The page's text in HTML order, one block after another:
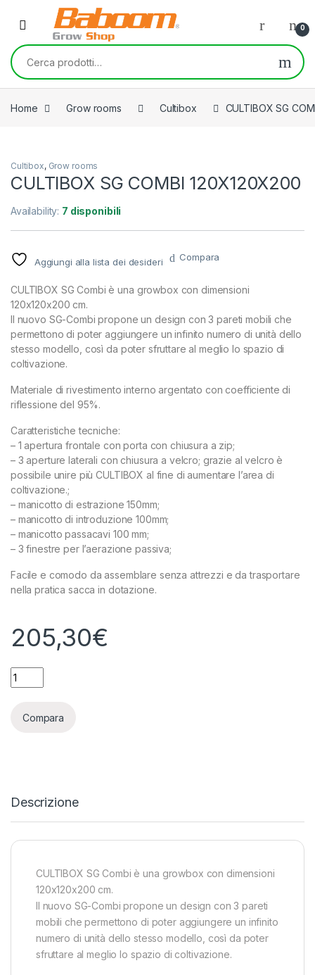
Skip to navigation
Skip to content
0
Cerca:
Home Grow rooms Cultibox CULTIBOX SG
Cultibox, Grow rooms
CULTIBOX SG COMBI 120X120X200
Availability: 7 disponibili
Aggiungi alla lista dei desideri Compara
CULTIBOX SG Combi è una growbox con dimensioni
120x120x200 cm.
Il nuovo SG-Combi propone un design con 3 pareti mobili che
permettono di poter aggiungere un infinito numero di unità dello
stesso modello, così da poter sfruttare al meglio lo spazio di
coltivazione.
Materiale di rivestimento interno argentato con coefficiente di
riflessione del 95%.
Caratteristiche tecniche:
– 1 apertura frontale con porta con chiusura a zip;
– 3 aperture laterali con chiusura a velcro; grazie al velcro è
possibile unire più CULTIBOX al fine di aumentare l’area di
coltivazione.;
– manicotto di estrazione 150mm;
– manicotto di introduzione 100mm;
– manicotto passacavi 100 mm;
– 3 finestre per l’aerazione passiva;
Facile e comodo da assemblare senza attrezzi e da trasportare
nella pratica sacca in dotazione.
205,30€
CULTIBOX SG COMBI 120X120X200 quantity
Compara
Descrizione
CULTIBOX SG Combi è una growbox con dimensioni
120x120x200 cm.
Il nuovo SG-Combi propone un design con 3 pareti
mobili che permettono di poter aggiungere un infinito
numero di unità dello stesso modello, così da poter
sfruttare al meglio lo spazio di coltivazione.